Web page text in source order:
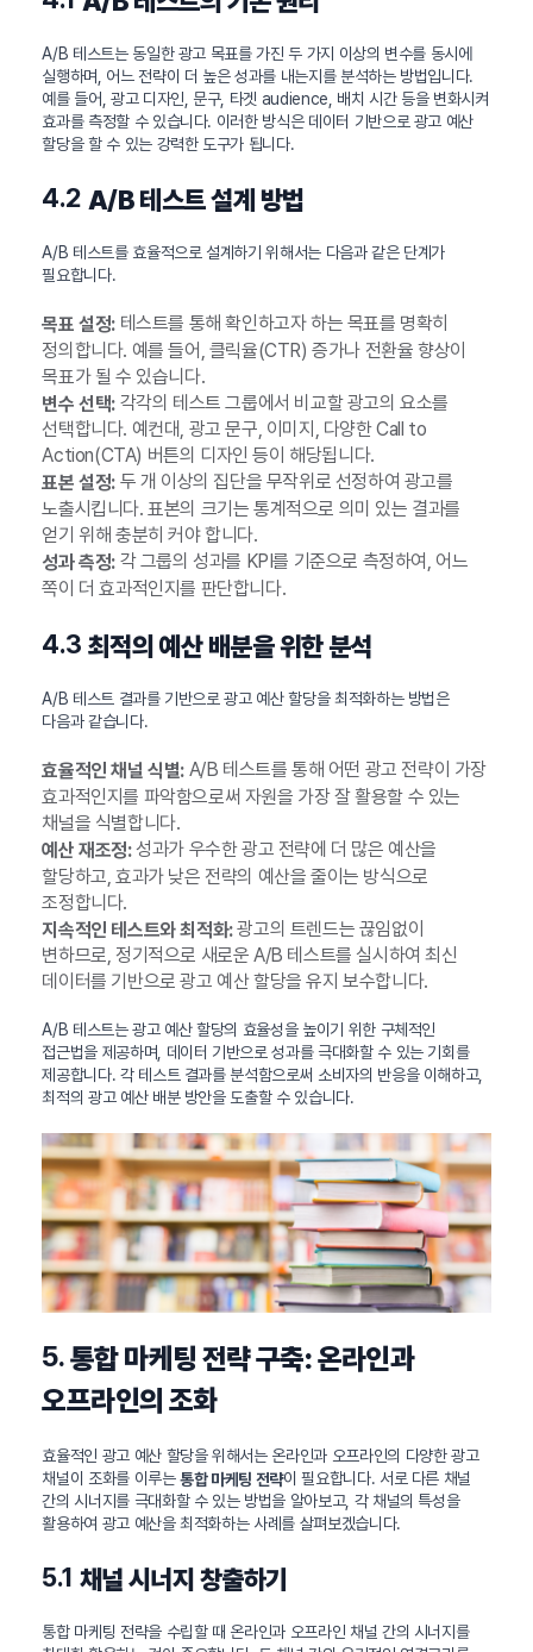
A/B 테스트는 동일한 광고 목표를 가진 두 가지 이상의 변수를 동시에
실행하며, 어느 전략이 더 높은 성과를 내는지를 분석하는 방법입니다.
예를 들어, 광고 디자인, 문구, 타겟 audience, 배치 시간 등을 변화시켜
효과를 측정할 수 있습니다. 이러한 방식은 데이터 기반으로 광고 예산
할당을 할 수 있는 강력한 도구가 됩니다.
4.2 A/B 테스트 설계 방법
A/B 테스트를 효율적으로 설계하기 위해서는 다음과 같은 단계가
필요합니다.
목표 설정:테스트를 통해 확인하고자 하는 목표를 명확히
정의합니다. 예를 들어, 클릭율(CTR) 증가나 전환율 향상이
목표가 될 수 있습니다.
변수 선택:각각의 테스트 그룹에서 비교할 광고의 요소를
선택합니다. 예컨대, 광고 문구, 이미지, 다양한 Call to
Action(CTA) 버튼의 디자인 등이 해당됩니다.
표본 설정:두 개 이상의 집단을 무작위로 선정하여 광고를
노출시킵니다. 표본의 크기는 통계적으로 의미 있는 결과를
얻기 위해 충분히 커야 합니다.
성과 측정:각 그룹의 성과를 KPI를 기준으로 측정하여, 어느
쪽이 더 효과적인지를 판단합니다.
4.3 최적의 예산 배분을 위한 분석
A/B 테스트 결과를 기반으로 광고 예산 할당을 최적화하는 방법은
다음과 같습니다.
효율적인 채널 식별:A/B 테스트를 통해 어떤 광고 전략이 가장
효과적인지를 파악함으로써 자원을 가장 잘 활용할 수 있는
채널을 식별합니다.
예산 재조정:성과가 우수한 광고 전략에 더 많은 예산을
할당하고, 효과가 낮은 전략의 예산을 줄이는 방식으로
조정합니다.
지속적인 테스트와 최적화:광고의 트렌드는 끊임없이
변하므로, 정기적으로 새로운 A/B 테스트를 실시하여 최신
데이터를 기반으로 광고 예산 할당을 유지 보수합니다.
A/B 테스트는 광고 예산 할당의 효율성을 높이기 위한 구체적인
접근법을 제공하며, 데이터 기반으로 성과를 극대화할 수 있는 기회를
제공합니다. 각 테스트 결과를 분석함으로써 소비자의 반응을 이해하고,
최적의 광고 예산 배분 방안을 도출할 수 있습니다.
5.통합 마케팅 전략 구축: 온라인과
오프라인의 조화
효율적인 광고 예산 할당을 위해서는 온라인과 오프라인의 다양한 광고
채널이 조화를 이루는통합 마케팅 전략이 필요합니다. 서로 다른 채널
간의 시너지를 극대화할 수 있는 방법을 알아보고, 각 채널의 특성을
활용하여 광고 예산을 최적화하는 사례를 살펴보겠습니다.
5.1 채널 시너지 창출하기
통합 마케팅 전략을 수립할 때 온라인과 오프라인 채널 간의 시너지를